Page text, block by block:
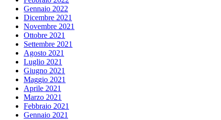
Gennaio 2022
Dicembre 2021
Novembre 2021
Ottobre 2021
Settembre 2021
Agosto 2021
Luglio 2021
Giugno 2021
Maggio 2021
Aprile 2021
Marzo 2021
Febbraio 2021
Gennaio 2021